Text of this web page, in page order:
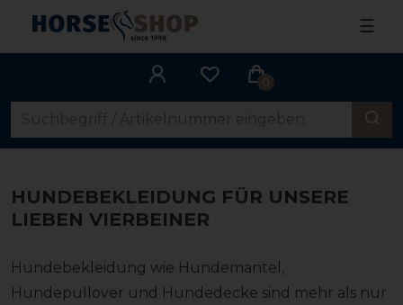
☰
0
HUNDEBEKLEIDUNG FÜR UNSERE
LIEBEN VIERBEINER
Hundebekleidung wie Hundemantel,
Hundepullover und Hundedecke sind mehr als nur